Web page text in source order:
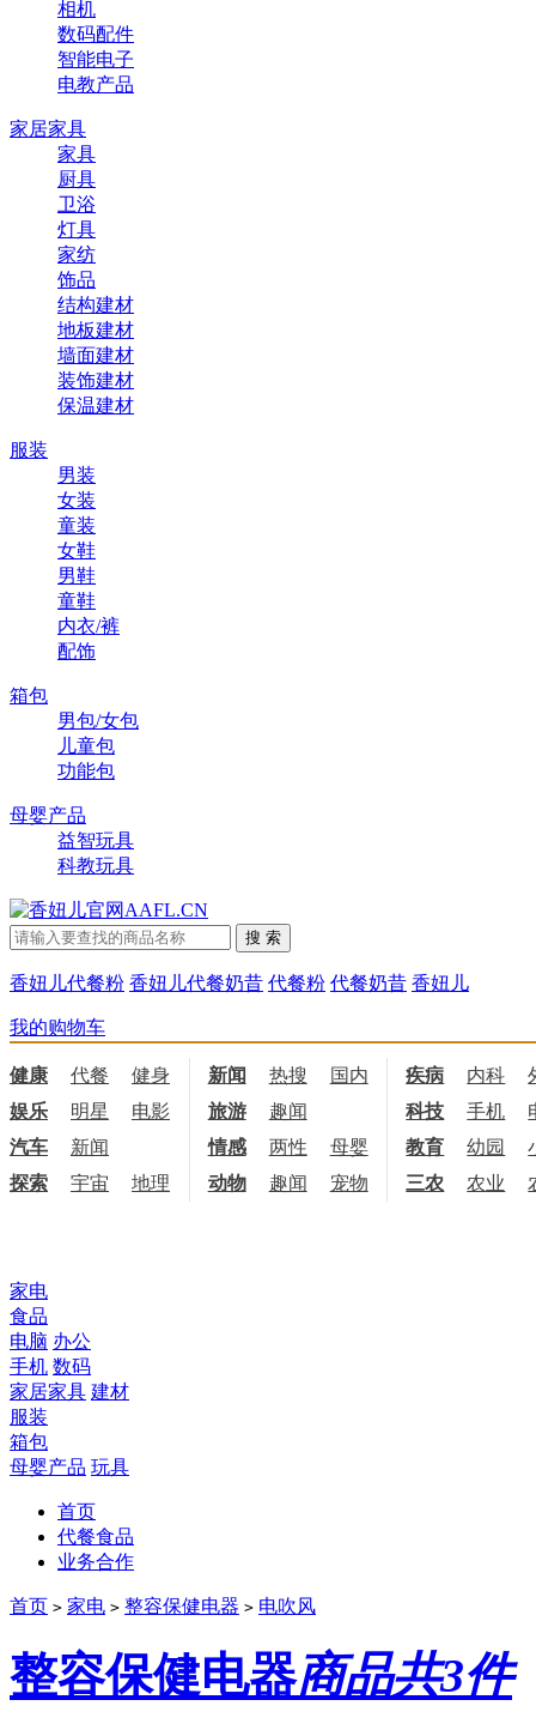
相机
数码配件
智能电子
电教产品
家居家具
家具
厨具
卫浴
灯具
家纺
饰品
结构建材
地板建材
墙面建材
装饰建材
保温建材
服装
男装
女装
童装
女鞋
男鞋
童鞋
内衣/裤
配饰
箱包
男包/女包
儿童包
功能包
母婴产品
益智玩具
科教玩具
香妞儿代餐粉 香妞儿代餐奶昔 代餐粉 代餐奶昔 香妞儿
我的购物车
健康 代餐 健身 饮食
新闻 热搜 国内 国际
疾病 内科
娱乐
明星 电影 电视
旅游 趣闻 科技 手机
汽车
新闻 情感 两性 母婴 职场
教育 幼园
探索
宇宙 地理 天文
动物 趣闻 宠物 三农 农业
家电
食品
电脑 办公
手机 数码
家居家具 建材
服装
箱包
母婴产品 玩具
首页
代餐食品
业务合作
首页 > 家电 > 整容保健电器 > 电吹风
整容保健电器商品共3件